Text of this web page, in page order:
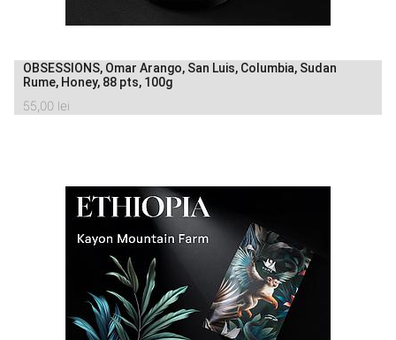
OBSESSIONS, Omar Arango, San Luis, Columbia, Sudan
Rume, Honey, 88 pts, 100g
55,00 lei